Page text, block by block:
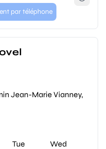
par téléphone
Jean-Marie Vianney,
Tue
Wed